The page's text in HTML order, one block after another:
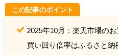
この記事のポイント
2025年10月：楽天市場の
買い回り倍率はふるさと納